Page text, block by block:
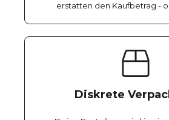
erstatten den Kaufbetrag -
Diskrete